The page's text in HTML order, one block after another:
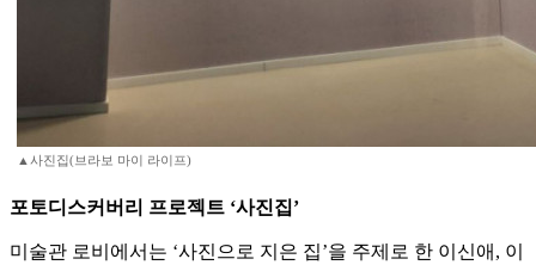
▲사진집(브라보 마이 라이프)
포토디스커버리 프로젝트 ‘사진집’
미술관 로비에서는 ‘사진으로 지은 집’을 주제로 한 이신애, 이